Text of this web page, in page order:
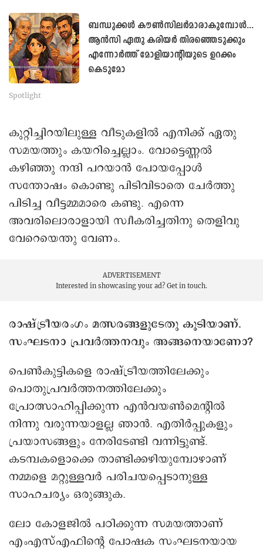
ബന്ധുക്കൾ കൗൺസിലർമാരാകുമ്പോൾ...
ആൻസി ഏതു കരിയർ തിരഞ്ഞെടുക്കും
എന്നോർത്ത് മോളിയാന്റിയുടെ ഉറക്കം
കെടുമോ
Spotlight
കുറ്റിച്ചിറയിലുള്ള വീടുകളിൽ എനിക്ക് ഏതു
സമയത്തും കയറിച്ചെല്ലാം. വോട്ടെണ്ണല്‍
കഴിഞ്ഞു നന്ദി പറയാന്‍ പോയപ്പോള്‍
സന്തോഷം കൊണ്ടു പിടിവിടാതെ ചേര്‍ത്തു
പിടിച്ച വീട്ടമ്മമാരെ കണ്ടു. എന്നെ
അവരിലൊരാളായി സ്വീകരിച്ചതിനു തെളിവു
വേറെയെന്തു വേണം.
ADVERTISEMENT
Interested in showcasing your ad? Get in touch.
രാഷ്ട്രീയരംഗം മത്സരങ്ങളുടേതു കൂടിയാണ്.
സംഘടനാ പ്രവർത്തനവും അങ്ങനെയാണോ?
പെണ്‍കുട്ടികളെ രാഷ്ട്രീയത്തിലേക്കും
പൊതുപ്രവര്‍ത്തനത്തിലേക്കും
പ്രോത്സാഹിപ്പിക്കുന്ന എന്‍വയണ്‍മെന്റില്‍
നിന്നു വരുന്നയാളല്ല ഞാന്‍. എതിര്‍പ്പുകളും
പ്രയാസങ്ങളും നേരിടേണ്ടി വന്നിട്ടുണ്ട്.
കടമ്പകളൊക്കെ താണ്ടിക്കഴിയുമ്പോഴാണ്
നമ്മളെ മറ്റുള്ളവര്‍ പരിചയപ്പെടാനുള്ള
സാഹചര്യം ഒരുങ്ങുക.
ലോ കോളജില്‍ പഠിക്കുന്ന സമയത്താണ്
എംഎസ്എഫിന്റെ പോഷക സംഘടനയായ